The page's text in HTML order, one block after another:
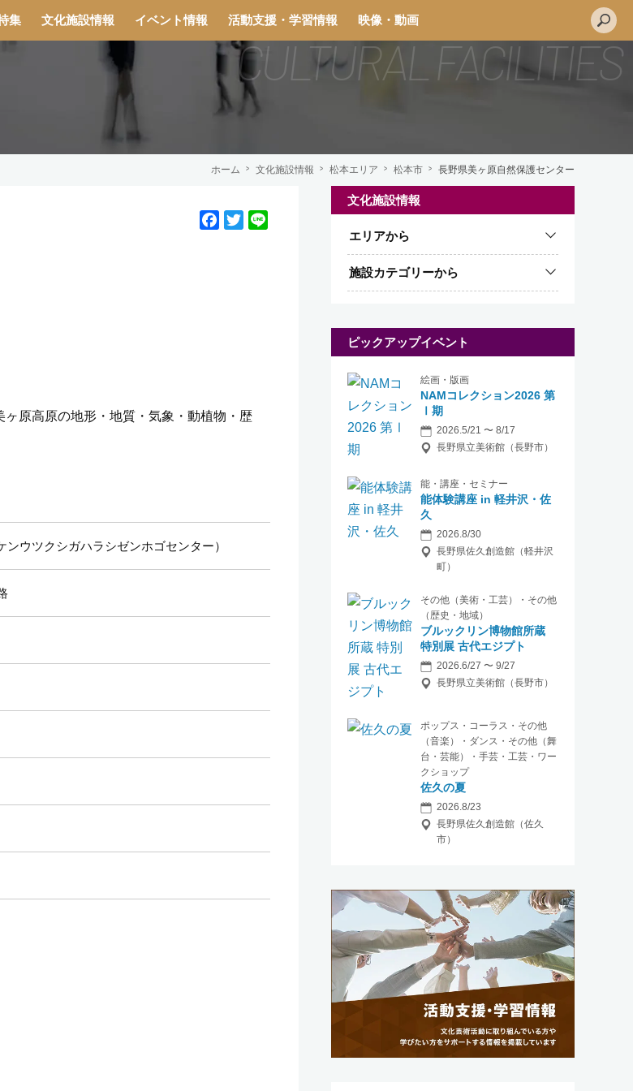
集 文化施設情報 イベント情報 活動支援・学習情報 映像・動画
ホーム 文化施設情報 松本エリア 松本市 長野県美ヶ原自然保護センター
F
T
原高原の地形・地質・気象・動植物・歴
ンウツクシガハラシゼンホゴセンター
文化施設情報
エリアから
施設カテゴリーから
ピックアップイベント
絵画・版画
NAMコレクション2026 第
Ⅰ期
2026.5/21 〜 8/17
長野県立美術館（長野市）
能・講座・セミナー
能体験講座 in 軽井沢・佐
久
2026.8/30
長野県佐久創造館（軽井沢
町）
その他（美術・工芸）・その他
（歴史・地域）
ブルックリン博物館所蔵
特別展 古代エジプト
2026.6/27 〜 9/27
長野県立美術館（長野市）
ポップス・コーラス・その他
（音楽）・ダンス・その他（舞
台・芸能）・手芸・工芸・ワー
クショップ
佐久の夏
2026.8/23
長野県佐久創造館（佐久
市）